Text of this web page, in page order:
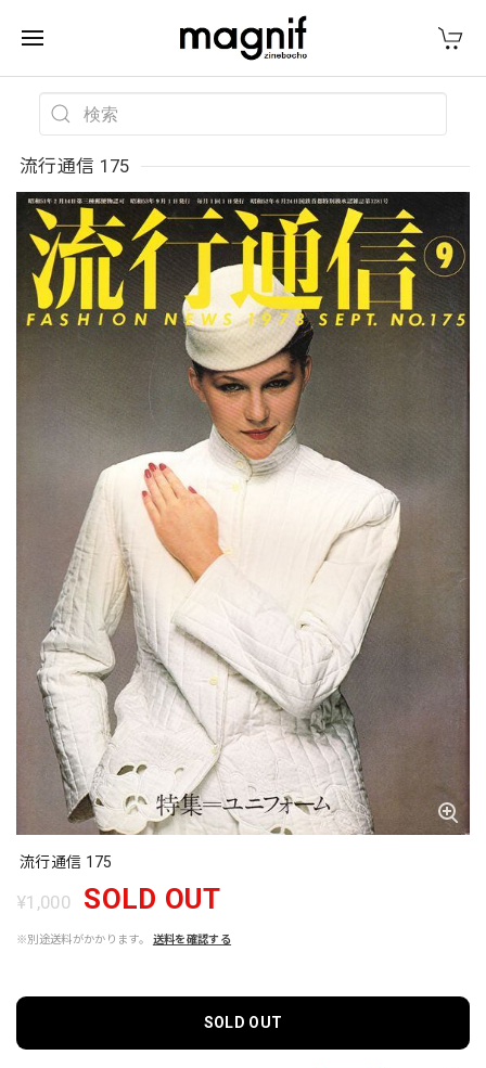
流行通信 175
流行通信 175
¥1,000 SOLD OUT
※別途送料がかかります。 送料を確認する
SOLD OUT